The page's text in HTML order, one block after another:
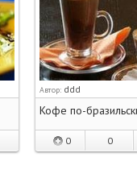
Автор: ddd
Кофе по-
0 0